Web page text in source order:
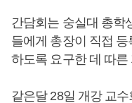
간담회는 숭실대 총학
들에게 총장이 직접
하도록 요구한 데 따른
같은달 28일 개강 교